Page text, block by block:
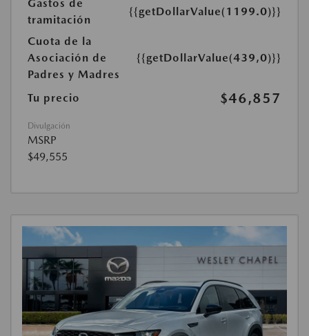
Gastos de
tramitación
{{getDollarValue(1199.0)}}
Cuota de la
Asociación de
Padres y Madres
{{getDollarValue(439,0)}}
Tu precio $46,857
Divulgación
MSRP
$49,555